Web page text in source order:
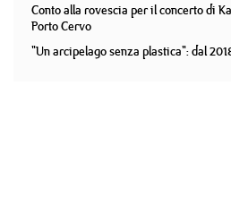
Conto alla rovescia per il concerto di
Porto Cervo
"Un arcipelago senza plastica": dal